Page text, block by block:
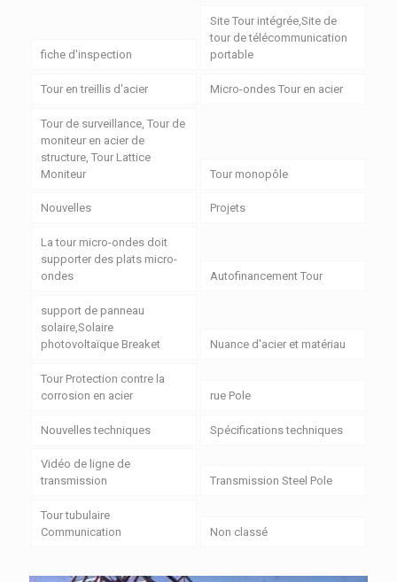
fiche d'inspection
Site Tour intégrée,Site de
tour de télécommunication
portable
Tour en treillis d'acier Micro-ondes Tour en acier
Tour de surveillance, Tour de
moniteur en acier de
structure, Tour Lattice
Moniteur
Tour monopôle
Nouvelles Projets
La tour micro-ondes doit
supporter des plats micro-
ondes
Autofinancement Tour
support de panneau
solaire,Solaire
photovoltaïque Breaket
Nuance d'acier et matériau
Tour Protection contre la
corrosion en acier
rue Pole
Nouvelles techniques Spécifications techniques
Vidéo de ligne de
transmission
Transmission Steel Pole
Tour tubulaire
Communication
Non classé